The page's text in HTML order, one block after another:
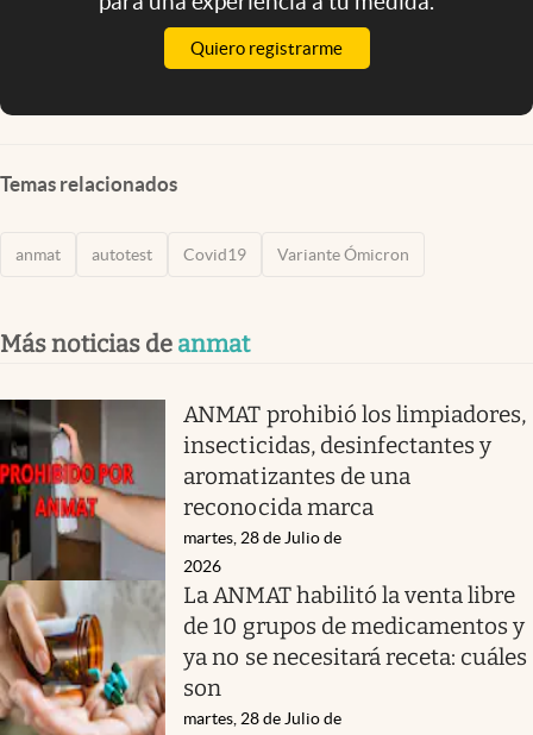
Quiero registrarme
Temas relacionados
anmat autotest Covid19 Variante Ómicron
Más noticias de anmat
ANMAT prohibió los limpiadores,
insecticidas, desinfectantes y
aromatizantes de una
reconocida marca
martes, 28 de Julio de
2026
La ANMAT habilitó la venta libre
de 10 grupos de medicamentos y
ya no se necesitará receta: cuáles
son
martes, 28 de Julio de